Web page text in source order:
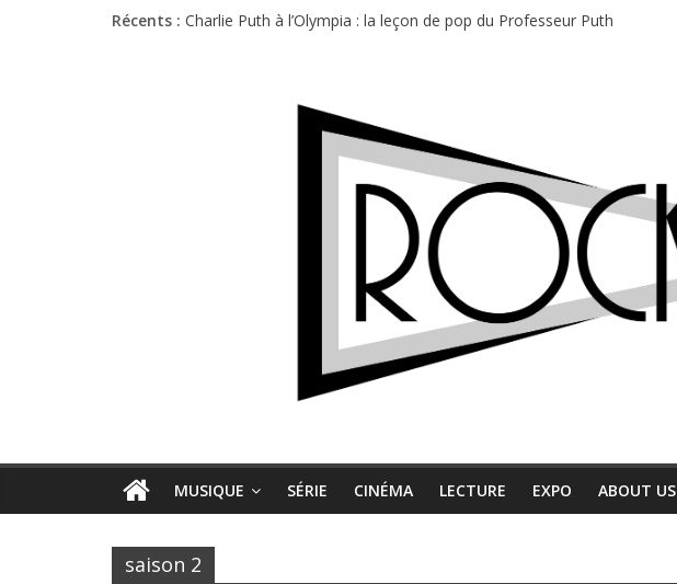
Récents : Charlie Puth à l’Olympia : la leçon de pop du Professeur Puth
Première édition du Midgard Festival : entre bière, métal et tatouages
MUSIQUE SÉRIE CINÉMA LECTURE EXPO ABOUT US
saison 2